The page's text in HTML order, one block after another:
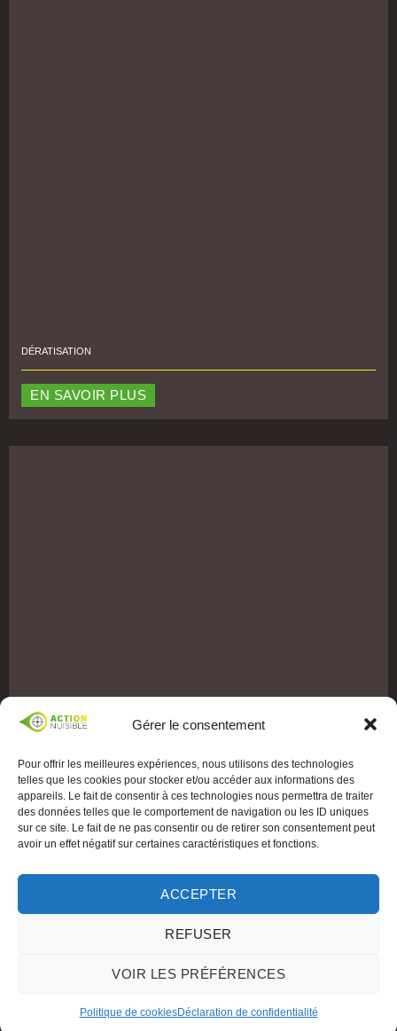
Gérer le consentement
Pour offrir les meilleures expériences, nous utilisons des technologies
telles que les cookies pour stocker et/ou accéder aux informations des
appareils. Le fait de consentir à ces technologies nous permettra de traiter
des données telles que le comportement de navigation ou les ID uniques
sur ce site. Le fait de ne pas consentir ou de retirer son consentement peut
avoir un effet négatif sur certaines caractéristiques et fonctions.
ACCEPTER
REFUSER
VOIR LES PRÉFÉRENCES
Politique de cookiesDéclaration de confidentialité
DÉRATISATION
EN SAVOIR PLUS